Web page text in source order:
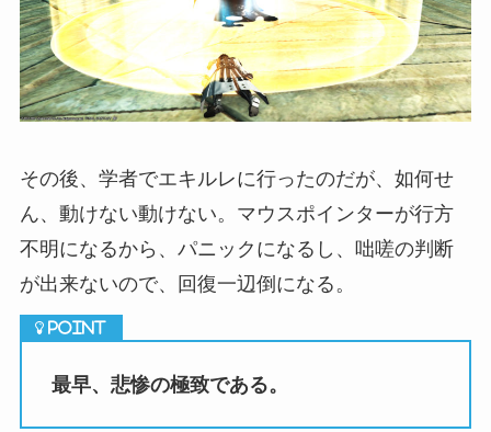
その後、学者でエキルレに行ったのだが、如何せ
ん、動けない動けない。マウスポインターが行方
不明になるから、パニックになるし、咄嗟の判断
が出来ないので、回復一辺倒になる。
最早、悲惨の極致である。